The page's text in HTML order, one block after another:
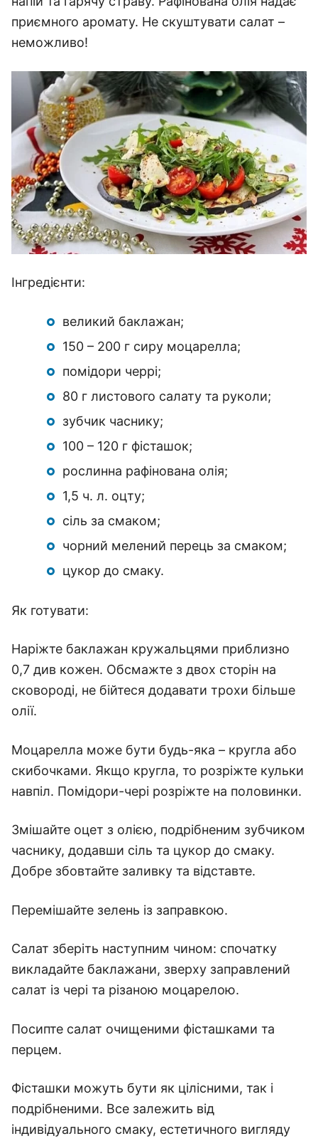
приємного аромату. Не скуштувати салат –
неможливо!
Інгредієнти:
великий баклажан;
150 – 200 г сиру моцарелла;
помідори черрі;
80 г листового салату та руколи;
зубчик часнику;
100 – 120 г фісташок;
рослинна рафінована олія;
1,5 ч. л. оцту;
сіль за смаком;
чорний мелений перець за смаком;
цукор до смаку.
Як готувати:
Наріжте баклажан кружальцями приблизно
0,7 див кожен. Обсмажте з двох сторін на
сковороді, не бійтеся додавати трохи більше
олії.
Моцарелла може бути будь-яка – кругла або
скибочками. Якщо кругла, то розріжте кульки
навпіл. Помідори-чері розріжте на половинки.
Змішайте оцет з олією, подрібненим зубчиком
часнику, додавши сіль та цукор до смаку.
Добре збовтайте заливку та відставте.
Перемішайте зелень із заправкою.
Салат зберіть наступним чином: спочатку
викладайте баклажани, зверху заправлений
салат із чері та різаною моцарелою.
Посипте салат очищеними фісташками та
перцем.
Фісташки можуть бути як цілісними, так і
подрібненими. Все залежить від
індивідуального смаку, естетичного вигляду